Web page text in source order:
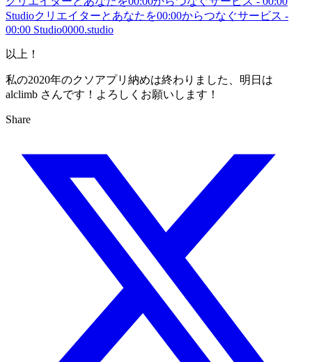
Studioクリエイターとあなたを00:00からつなぐサービス -
00:00 Studio0000.studio
以上！
私の2020年のクソアプリ納めは終わりました、明日は
alclimb さんです！よろしくお願いします！
Share